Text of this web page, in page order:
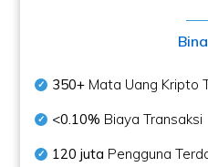
350+ Mata Uang Kripto
<0.10% Biaya Transaksi
120 juta Pengguna